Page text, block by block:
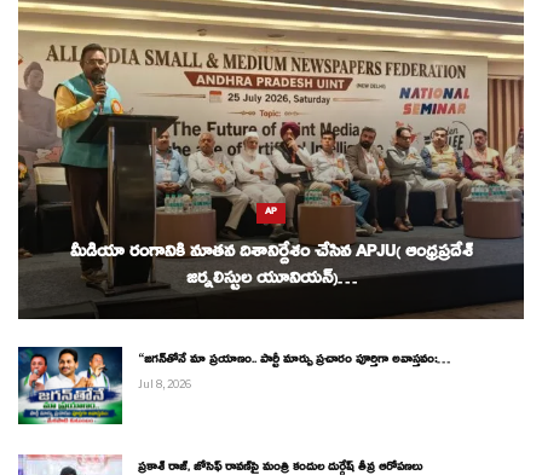
AP
మీడియా రంగానికి నూతన దిశానిర్దేశం చేసిన APJU( ఆంధ్రప్రదేశ్
జర్నలిస్టుల యూనియన్)…
“జగన్‌తోనే మా ప్రయాణం.. పార్టీ మార్పు ప్రచారం పూర్తిగా అవాస్తవం:…
Jul 8, 2026
ప్రకాశ్ రాజ్, జోసెఫ్ రావణ్‌పై మంత్రి కందుల దుర్గేష్ తీవ్ర ఆరోపణలు